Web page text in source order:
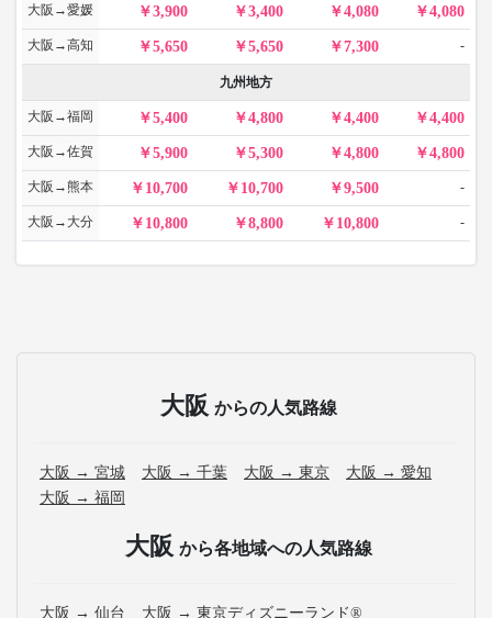
大阪→愛媛 3,900 3,400 4,080 4,080
大阪→高知 5,650 5,650 7,300 -
九州地方
大阪→福岡 5,400 4,800 4,400 4,400
大阪→佐賀 5,900 5,300 4,800 4,800
大阪→熊本 10,700 10,700 9,500 -
大阪→大分 10,800 8,800 10,800 -
大阪 からの人気路線
大阪 → 宮城 大阪 → 千葉 大阪 → 東京
大阪 → 愛知
大阪 → 福岡
大阪 から各地域への人気路線
大阪 → 仙台 大阪 → 東京ディズニーランド®